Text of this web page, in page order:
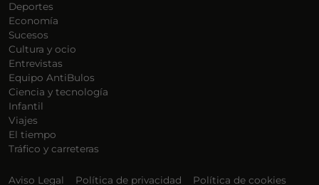
Deportes
Economía
Sucesos
Cultura y ocio
Entrevistas
Equipo AntiBulos
Ciencia y tecnología
Infantil
Viajes
El tiempo
Tráfico y carreteras
Aviso Legal Política de privacidad Política de cookies